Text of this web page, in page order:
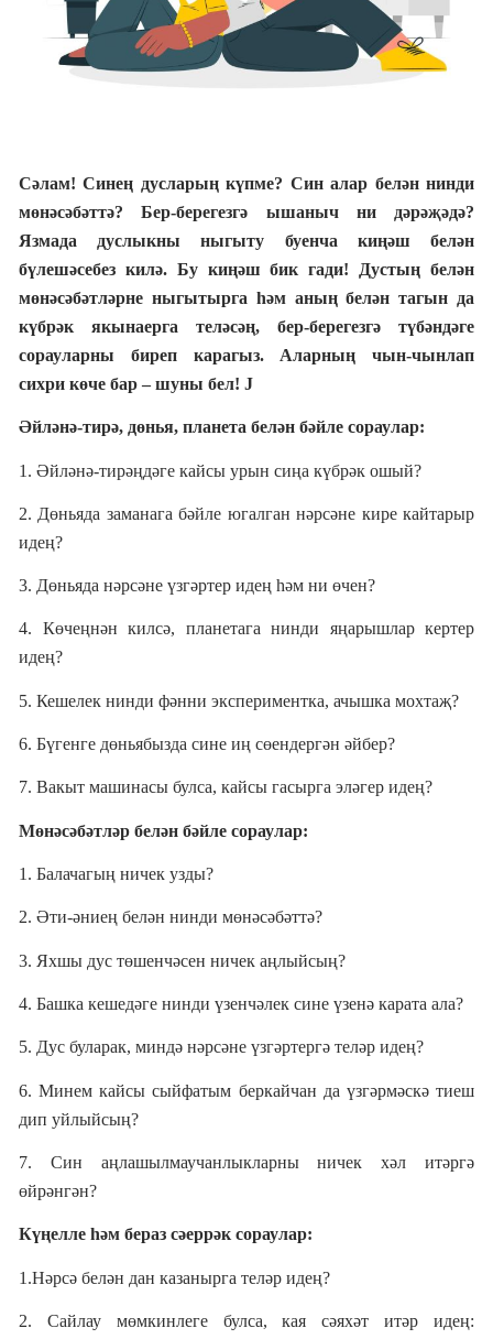
Сәлам! Синең дусларың күпме? Син алар белән нинди
мөнәсәбәттә? Бер-берегезгә ышаныч ни дәрәҗәдә?
Язмада дуслыкны ныгыту буенча киңәш белән
бүлешәсебез килә. Бу киңәш бик гади! Дустың белән
мөнәсәбәтләрне ныгытырга һәм аның белән тагын да
күбрәк якынаерга теләсәң, бер-берегезгә түбәндәге
сорауларны биреп карагыз. Аларның чын-чынлап
сихри көче бар – шуны бел! J
Әйләнә-тирә, дөнья, планета белән бәйле сораулар:
1. Әйләнә-тирәңдәге кайсы урын сиңа күбрәк ошый?
2. Дөньяда заманага бәйле югалган нәрсәне кире кайтарыр
идең?
3. Дөньяда нәрсәне үзгәртер идең һәм ни өчен?
4. Көчеңнән килсә, планетага нинди яңарышлар кертер
идең?
5. Кешелек нинди фәнни экспериментка, ачышка мохтаҗ?
6. Бүгенге дөньябызда сине иң сөендергән әйбер?
7. Вакыт машинасы булса, кайсы гасырга эләгер идең?
Мөнәсәбәтләр белән бәйле сораулар:
1. Балачагың ничек узды?
2. Әти-әниең белән нинди мөнәсәбәттә?
3. Яхшы дус төшенчәсен ничек аңлыйсың?
4. Башка кешедәге нинди үзенчәлек сине үзенә карата ала?
5. Дус буларак, миндә нәрсәне үзгәртергә теләр идең?
6. Минем кайсы сыйфатым беркайчан да үзгәрмәскә тиеш
дип уйлыйсың?
7. Син аңлашылмаучанлыкларны ничек хәл итәргә
өйрәнгән?
Күңелле һәм бераз сәеррәк сораулар:
1.Нәрсә белән дан казанырга теләр идең?
2. Сайлау мөмкинлеге булса, кая сәяхәт итәр идең: